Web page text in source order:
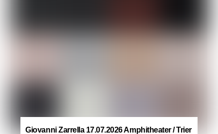
Giovanni Zarrella 17.07.2026 Amphitheater / Trier